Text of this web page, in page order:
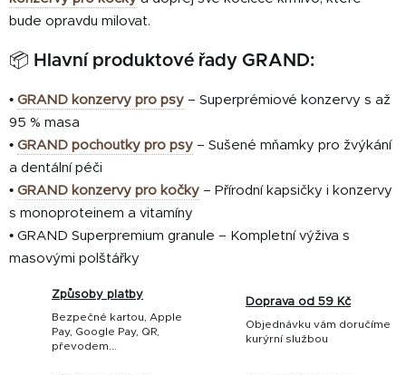
bude opravdu milovat.
📦 Hlavní produktové řady GRAND:
• GRAND konzervy pro psy – Superprémiové konzervy s až
95 % masa
• GRAND pochoutky pro psy – Sušené mňamky pro žvýkání
a dentální péči
• GRAND konzervy pro kočky – Přírodní kapsičky i konzervy
s monoproteinem a vitamíny
• GRAND Superpremium granule – Kompletní výživa s
masovými polštářky
Způsoby platby
Bezpečné kartou, Apple
Pay, Google Pay, QR,
převodem...
Doprava od 59 Kč
Objednávku vám doručíme
kurýrní službou